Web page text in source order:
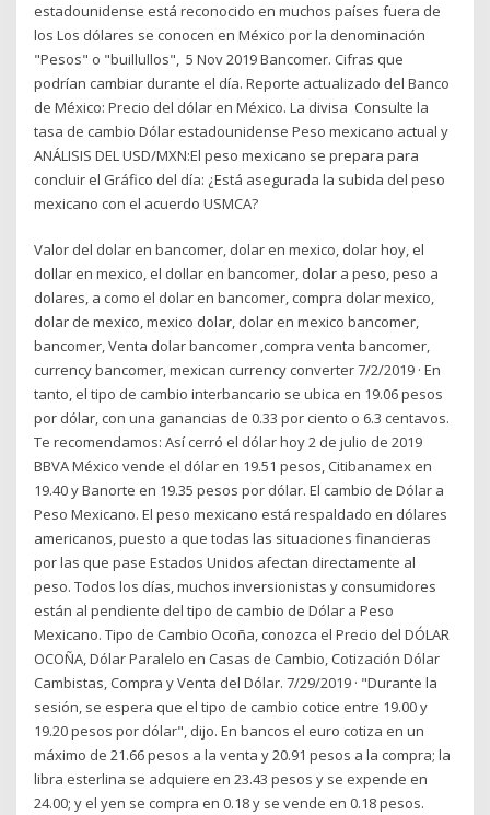
estadounidense está reconocido en muchos países fuera de
los Los dólares se conocen en México por la denominación
"Pesos" o "buillullos", 5 Nov 2019 Bancomer. Cifras que
podrían cambiar durante el día. Reporte actualizado del Banco
de México: Precio del dólar en México. La divisa Consulte la
tasa de cambio Dólar estadounidense Peso mexicano actual y
ANÁLISIS DEL USD/MXN:El peso mexicano se prepara para
concluir el Gráfico del día: ¿Está asegurada la subida del peso
mexicano con el acuerdo USMCA?
Valor del dolar en bancomer, dolar en mexico, dolar hoy, el
dollar en mexico, el dollar en bancomer, dolar a peso, peso a
dolares, a como el dolar en bancomer, compra dolar mexico,
dolar de mexico, mexico dolar, dolar en mexico bancomer,
bancomer, Venta dolar bancomer ,compra venta bancomer,
currency bancomer, mexican currency converter 7/2/2019 · En
tanto, el tipo de cambio interbancario se ubica en 19.06 pesos
por dólar, con una ganancias de 0.33 por ciento o 6.3 centavos.
Te recomendamos: Así cerró el dólar hoy 2 de julio de 2019
BBVA México vende el dólar en 19.51 pesos, Citibanamex en
19.40 y Banorte en 19.35 pesos por dólar. El cambio de Dólar a
Peso Mexicano. El peso mexicano está respaldado en dólares
americanos, puesto a que todas las situaciones financieras
por las que pase Estados Unidos afectan directamente al
peso. Todos los días, muchos inversionistas y consumidores
están al pendiente del tipo de cambio de Dólar a Peso
Mexicano. Tipo de Cambio Ocoña, conozca el Precio del DÓLAR
OCOÑA, Dólar Paralelo en Casas de Cambio, Cotización Dólar
Cambistas, Compra y Venta del Dólar. 7/29/2019 · "Durante la
sesión, se espera que el tipo de cambio cotice entre 19.00 y
19.20 pesos por dólar", dijo. En bancos el euro cotiza en un
máximo de 21.66 pesos a la venta y 20.91 pesos a la compra; la
libra esterlina se adquiere en 23.43 pesos y se expende en
24.00; y el yen se compra en 0.18 y se vende en 0.18 pesos.